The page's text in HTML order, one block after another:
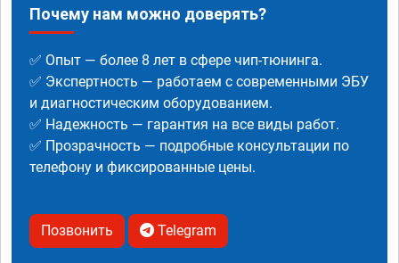
Почему нам можно доверять?
✅ Опыт — более 8 лет в сфере чип-тюнинга.
✅ Экспертность — работаем с современными ЭБУ
и диагностическим оборудованием.
✅ Надежность — гарантия на все виды работ.
✅ Прозрачность — подробные консультации по
телефону и фиксированные цены.
Позвонить Telegram